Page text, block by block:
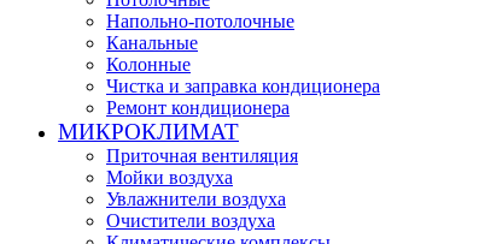
Напольно-потолочные
Канальные
Колонные
Чистка и заправка кондиционера
Ремонт кондиционера
МИКРОКЛИМАТ
Приточная вентиляция
Мойки воздуха
Увлажнители воздуха
Очистители воздуха